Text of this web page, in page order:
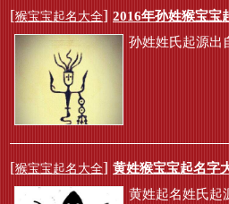
[猴宝宝起名大全] 2016年孙姓猴宝宝
孙姓姓氏起源出
[猴宝宝起名大全] 黄姓猴宝宝起名字
黄姓起名姓氏起